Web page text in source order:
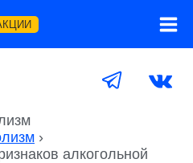
›
алкогольной